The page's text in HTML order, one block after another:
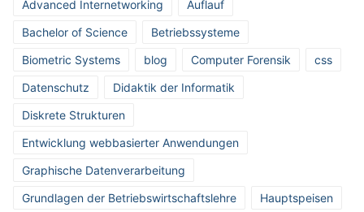
Advanced Internetworking
Auflauf
Bachelor of Science
Betriebssysteme
Biometric Systems
blog Computer Forensik
css
Datenschutz
Didaktik der Informatik
Diskrete Strukturen
Entwicklung webbasierter Anwendungen
Graphische Datenverarbeitung
Grundlagen der Betriebswirtschaftslehre
Hauptspeisen